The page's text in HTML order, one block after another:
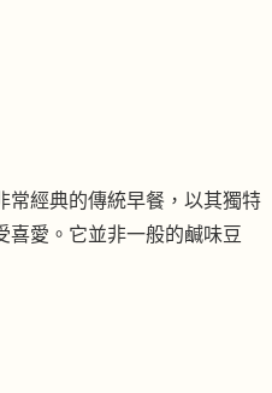
常經典的傳統早餐，以其獨特
喜愛。它並非一般的鹹味豆